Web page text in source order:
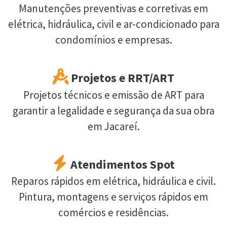
Manutenções preventivas e corretivas em
elétrica, hidráulica, civil e ar-condicionado para
condomínios e empresas.
Projetos e RRT/ART
Projetos técnicos e emissão de ART para
garantir a legalidade e segurança da sua obra
em Jacareí.
Atendimentos Spot
Reparos rápidos em elétrica, hidráulica e civil.
Pintura, montagens e serviços rápidos em
comércios e residências.